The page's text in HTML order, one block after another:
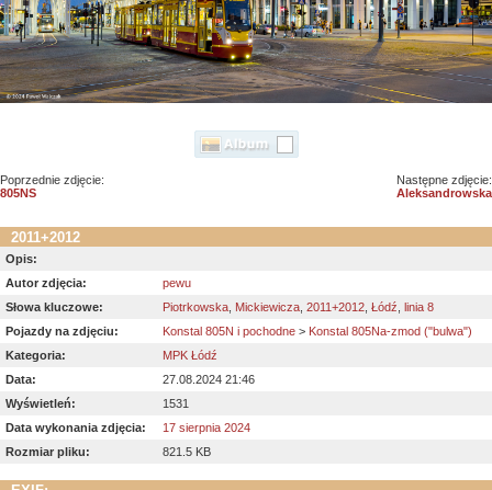
Poprzednie zdjęcie:
805NS
Następne zdjęcie:
Aleksandrowska
2011+2012
Opis:
Autor zdjęcia:
pewu
Słowa kluczowe:
Piotrkowska Mickiewicza 2011+2012 Łódź linia 8
Pojazdy na zdjęciu:
Konstal 805N i pochodne > Konstal 805Na-zmod ("bulwa")
Kategoria:
MPK Łódź
Data:
27.08.2024 21:46
Wyświetleń:
1531
Data wykonania zdjęcia:
17 sierpnia 2024
Rozmiar pliku:
821.5 KB